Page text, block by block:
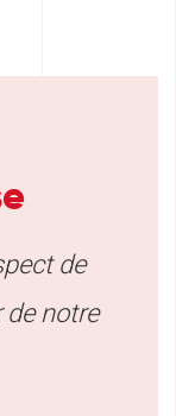
de
notre